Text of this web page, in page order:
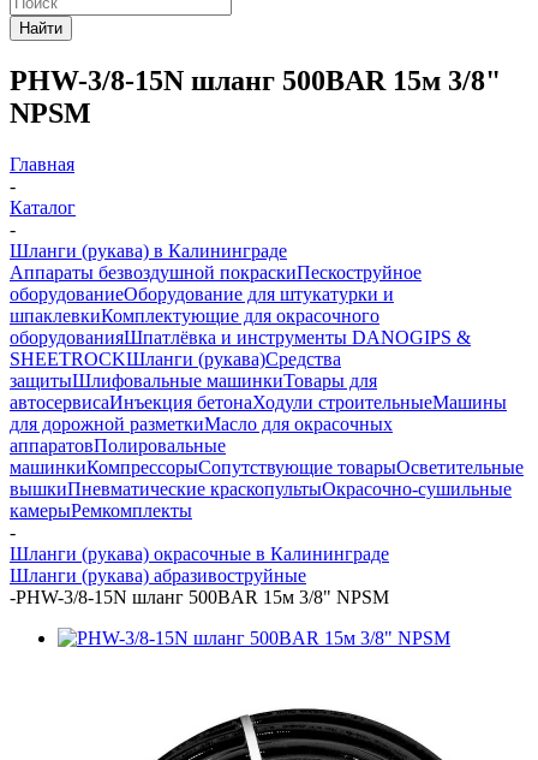
Найти
PHW-3/8-15N шланг 500BAR 15м 3/8"
NPSM
Главная
-
Каталог
-
Шланги (рукава) в Калининграде
Аппараты безвоздушной покраскиПескоструйное
оборудованиеОборудование для штукатурки и
шпаклевкиКомплектующие для окрасочного
оборудованияШпатлёвка и инструменты DANOGIPS &
SHEETROCKШланги (рукава)Средства
защитыШлифовальные машинкиТовары для
автосервисаИнъекция бетонаХодули строительныеМашины
для дорожной разметкиМасло для окрасочных
аппаратовПолировальные
машинкиКомпрессорыСопутствующие товарыОсветительные
вышкиПневматические краскопультыОкрасочно-сушильные
камерыРемкомплекты
-
Шланги (рукава) окрасочные в Калининграде
Шланги (рукава) абразивоструйные
-PHW-3/8-15N шланг 500BAR 15м 3/8" NPSM